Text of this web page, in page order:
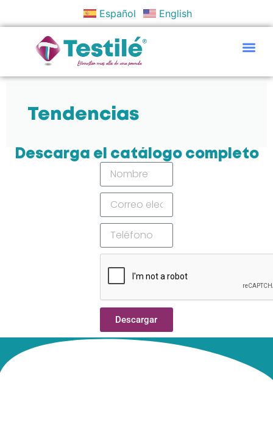
English
Español
Tendencias
Descarga el catálogo completo
Descargar